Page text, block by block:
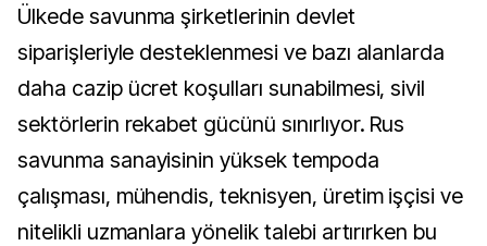
Ülkede savunma şirketlerinin devlet
siparişleriyle desteklenmesi ve bazı alanlarda
daha cazip ücret koşulları sunabilmesi, sivil
sektörlerin rekabet gücünü sınırlıyor. Rus
savunma sanayisinin yüksek tempoda
çalışması, mühendis, teknisyen, üretim işçisi ve
nitelikli uzmanlara yönelik talebi artırırken bu